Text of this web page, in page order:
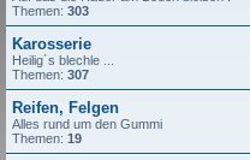
Themen: 303
Karosserie
Heilig´s blechle ...
Themen: 307
Reifen, Felgen
Alles rund um den Gummi
Themen: 19